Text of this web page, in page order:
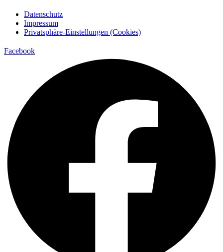
Datenschutz
Impressum
Privatsphäre-Einstellungen (Cookies)
Facebook